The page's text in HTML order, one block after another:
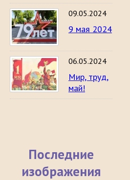
09.05.2024
9 мая 2024
06.05.2024
Мир, труд,
май!
Последние
изображения